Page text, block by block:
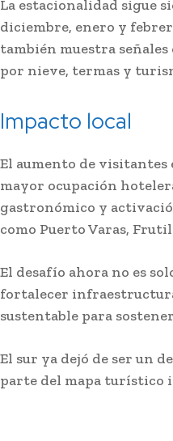
La estacionalidad sigue
diciembre, enero y
también muestra
por nieve, termas y
Impacto local
El aumento de
mayor ocupación
gastronómico y
como Puerto Varas,
El desafío ahora no es
fortalecer
sustentable para
El sur ya dejó de ser un
parte del mapa turístico